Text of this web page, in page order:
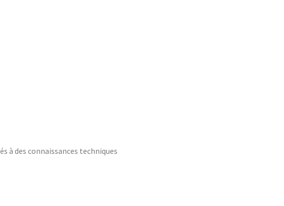
à des connaissances techniques